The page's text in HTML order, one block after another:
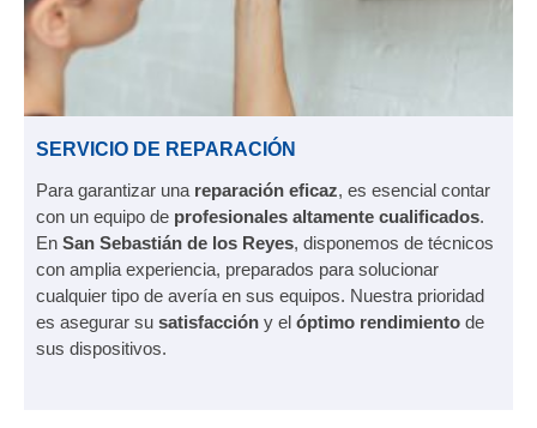
SERVICIO DE REPARACIÓN
Para garantizar una reparación eficaz, es esencial contar
con un equipo de profesionales altamente cualificados.
En San Sebastián de los Reyes, disponemos de técnicos
con amplia experiencia, preparados para solucionar
cualquier tipo de avería en sus equipos. Nuestra prioridad
es asegurar su satisfacción y el óptimo rendimiento de
sus dispositivos.